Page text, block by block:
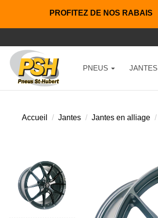
PROFITEZ DE NOS RABAIS
PNEUS JANTES
Accueil Jantes Jantes en alliage